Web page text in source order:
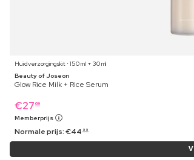
Huidverzorgingskit ⋅ 150 ml + 30 ml
Beauty of Joseon
Glow Rice Milk + Rice Serum
€27 69
Memberprijs
Normale prijs:€44 99